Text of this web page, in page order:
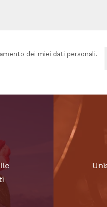
dei miei dati personali.